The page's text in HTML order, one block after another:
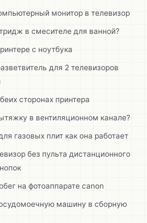
монитор в телевизор
в смесителе для ванной?
с ноутбука
для 2 телевизоров
сторонах принтера
в вентиляционном канале?
газовых плит как она работает
без пульта дистанционного
на фотоаппарате canon
машину в сборную